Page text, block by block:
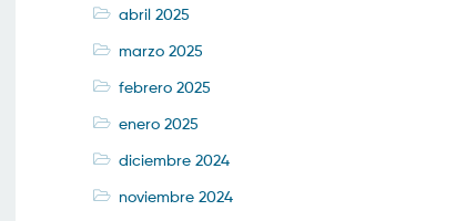
abril 2025
marzo 2025
febrero 2025
enero 2025
diciembre 2024
noviembre 2024